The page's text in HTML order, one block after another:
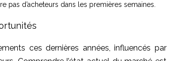
pas d’acheteurs dans les premières semaines.
ces dernières années, influencés par